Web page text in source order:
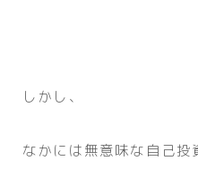
しかし、
なかには無意味な自己投